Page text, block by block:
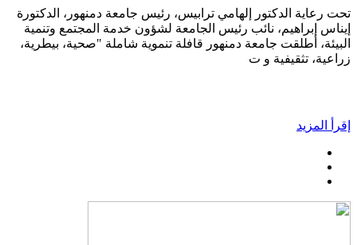
تحت رعاية الدكتور إلهامي ترابيس، رئيس جامعة دمنهور، الدكتورة
إيناس إبراهيم، نائب رئيس الجامعة لشؤون خدمة المجتمع وتنمية
البيئة، أطلقت جامعة دمنهور قافلة تنموية شاملة "صحية، بيطرية،
زراعية، تثقيفية و ت
إقرأ المزيد